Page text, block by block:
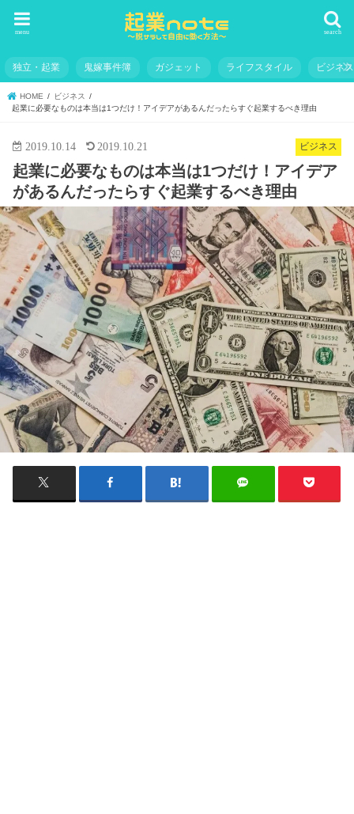
search
menu
独立・起業 鬼嫁事件簿 ガジェット ライフスタイル ビジネス
HOME
ビジネス
起業に必要なものは本当は1つだけ！アイデアがあるんだったらすぐ起業するべき理由
ビジネス
2019.10.14 2019.10.21
起業に必要なものは本当は1つだけ！アイデア
があるんだったらすぐ起業するべき理由